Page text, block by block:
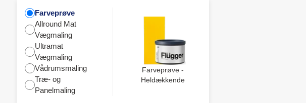
Farveprøve
Allround Mat
Vægmaling
Ultramat
Vægmaling
Vådrumsmaling
Træ- og
Panelmaling
Farveprøve -
Heldækkende